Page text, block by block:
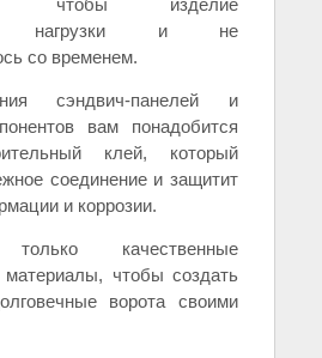
нагрузки и не
со временем.
сэндвич-панелей и
вам понадобится
клей, который
соединение и защитит
и коррозии.
только качественные
чтобы создать
ворота своими